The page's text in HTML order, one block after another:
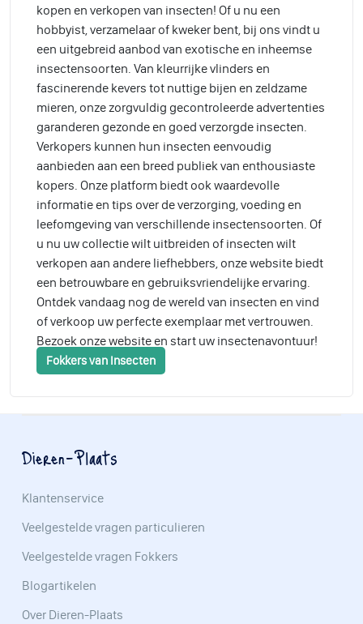
kopen en verkopen van insecten! Of u nu een
hobbyist, verzamelaar of kweker bent, bij ons vindt u
een uitgebreid aanbod van exotische en inheemse
insectensoorten. Van kleurrijke vlinders en
fascinerende kevers tot nuttige bijen en zeldzame
mieren, onze zorgvuldig gecontroleerde advertenties
garanderen gezonde en goed verzorgde insecten.
Verkopers kunnen hun insecten eenvoudig
aanbieden aan een breed publiek van enthousiaste
kopers. Onze platform biedt ook waardevolle
informatie en tips over de verzorging, voeding en
leefomgeving van verschillende insectensoorten. Of
u nu uw collectie wilt uitbreiden of insecten wilt
verkopen aan andere liefhebbers, onze website biedt
een betrouwbare en gebruiksvriendelijke ervaring.
Ontdek vandaag nog de wereld van insecten en vind
of verkoop uw perfecte exemplaar met vertrouwen.
Bezoek onze website en start uw insectenavontuur!
Fokkers van Insecten
Dieren-Plaats
Klantenservice
Veelgestelde vragen particulieren
Veelgestelde vragen Fokkers
Blogartikelen
Over Dieren-Plaats